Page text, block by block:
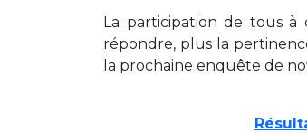
La participation de tous
répondre, plus la
la prochaine enquête de